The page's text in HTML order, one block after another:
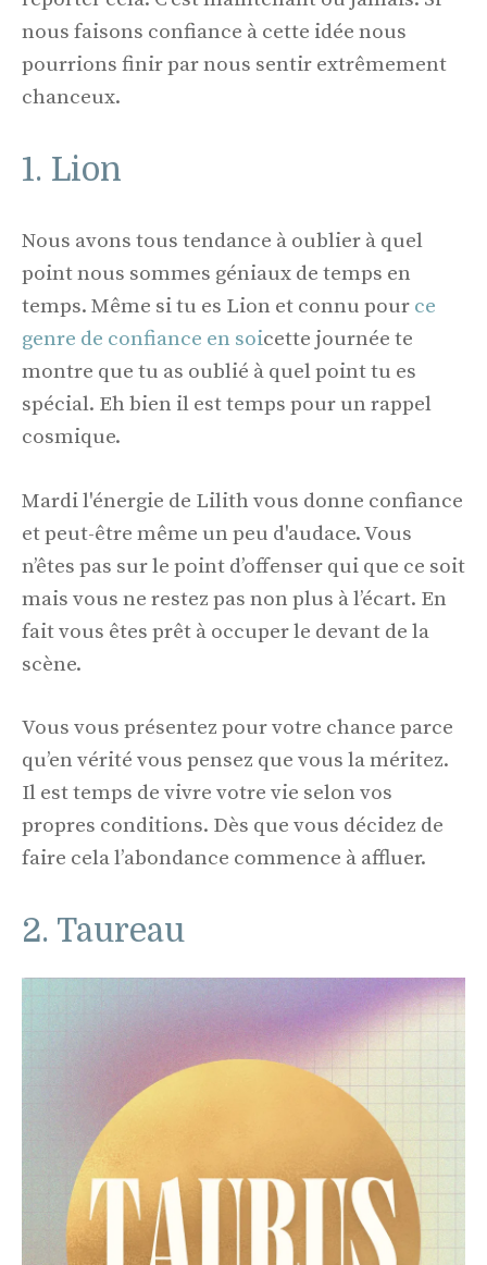
nous faisons confiance à cette idée nous
pourrions finir par nous sentir extrêmement
chanceux.
1. Lion
Nous avons tous tendance à oublier à quel
point nous sommes géniaux de temps en
temps. Même si tu es Lion et connu pour ce
genre de confiance en soicette journée te
montre que tu as oublié à quel point tu es
spécial. Eh bien il est temps pour un rappel
cosmique.
Mardi l'énergie de Lilith vous donne confiance
et peut-être même un peu d'audace. Vous
n’êtes pas sur le point d’offenser qui que ce soit
mais vous ne restez pas non plus à l’écart. En
fait vous êtes prêt à occuper le devant de la
scène.
Vous vous présentez pour votre chance parce
qu’en vérité vous pensez que vous la méritez.
Il est temps de vivre votre vie selon vos
propres conditions. Dès que vous décidez de
faire cela l’abondance commence à affluer.
2. Taureau